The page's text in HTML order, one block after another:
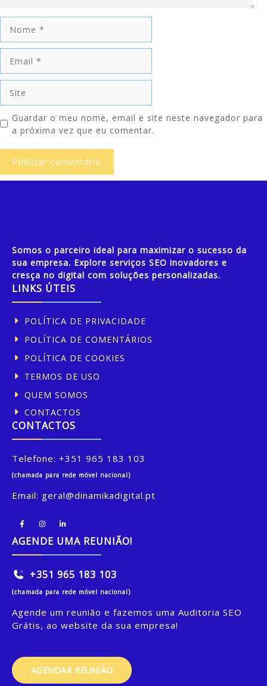
Guardar o meu nome, email e site neste navegador para
a próxima vez que eu comentar.
Somos o parceiro ideal para maximizar o sucesso da
sua empresa. Explore serviços SEO inovadores e
cresça no digital com soluções personalizadas.
LINKS ÚTEIS
POLÍTICA DE PRIVACIDADE
POLÍTICA DE COMENTÁRIOS
POLÍTICA DE COOKIES
TERMOS DE USO
QUEM SOMOS
CONTACTOS
CONTACTOS
Telefone: +351 965 183 103
(chamada para rede móvel nacional)
Email: geral@dinamikadigital.pt
AGENDE UMA REUNIÃO!
+351 965 183 103
(chamada para rede móvel nacional)
Agende um reunião e fazemos uma Auditoria SEO
Grátis, ao website da sua empresa!
AGENDAR REUNIÃO